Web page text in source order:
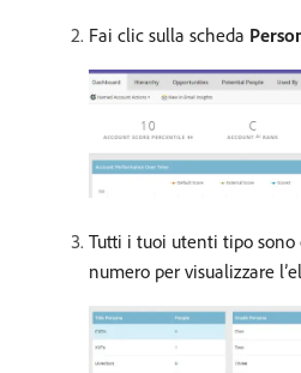
Fai clic sulla scheda
Tutti i tuoi utenti tipo sono
numero per visualizzare